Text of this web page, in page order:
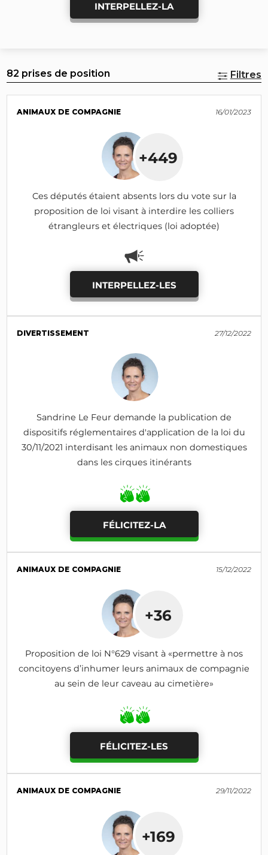
INTERPELLEZ-LA
82 prises de position Filtres
ANIMAUX DE COMPAGNIE 16/01/2023
+449
Ces députés étaient absents lors du vote sur la
proposition de loi visant à interdire les colliers
étrangleurs et électriques (loi adoptée)
INTERPELLEZ-LES
DIVERTISSEMENT 27/12/2022
Sandrine Le Feur demande la publication de
dispositifs réglementaires d'application de la loi du
30/11/2021 interdisant les animaux non domestiques
dans les cirques itinérants
FÉLICITEZ-LA
ANIMAUX DE COMPAGNIE 15/12/2022
+36
Proposition de loi N°629 visant à «permettre à nos
concitoyens d’inhumer leurs animaux de compagnie
au sein de leur caveau au cimetière»
FÉLICITEZ-LES
ANIMAUX DE COMPAGNIE 29/11/2022
+169